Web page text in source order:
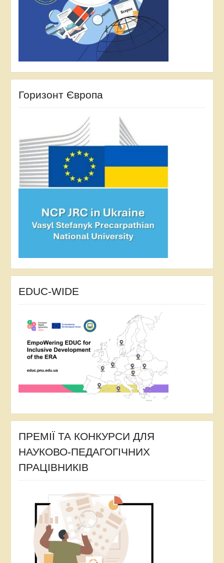
Горизонт Європа
EDUC-WIDE
ПРЕМІЇ ТА КОНКУРСИ ДЛЯ
НАУКОВО-ПЕДАГОГІЧНИХ
ПРАЦІВНИКІВ